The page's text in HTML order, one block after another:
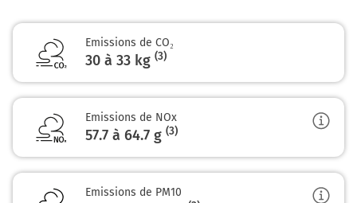
BACCARAT
Continuer et rejoindre N59. Continuer sur 53
Colmar
Saint-Dié-des-Vosges
Baccarat
37,9 km
Emissions de CO₂
30 à 33 kg (3)
Emissions de NOx
57.7 à 64.7 g (3)
Emissions de PM10